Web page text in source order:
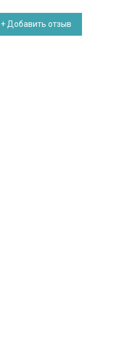
+ Добавить отзыв